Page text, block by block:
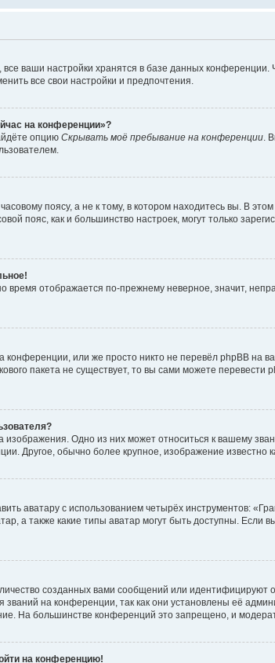
ваши настройки хранятся в базе данных
все свои настройки и предпочтения.
на конференции»?
опцию Скрывать моё пребывание на конференции.
поясу, а не к тому, в котором находитесь вы. В
пояс, как и большинство настроек, могут только
время отображается по-прежнему неверное, значит,
конференции, или же просто никто не перевёл phpBB на
пакета не существует, то вы сами можете
изображения. Одно из них может относиться к вашему
Другое, обычно более крупное, изображение известно
аватару с использованием четырёх инструментов:
а также какие типы аватар могут быть доступны. Если
созданных вами сообщений или идентифицируют
на конференции, так как они установлены её
На большинстве конференций это запрещено, и
на конференцию!